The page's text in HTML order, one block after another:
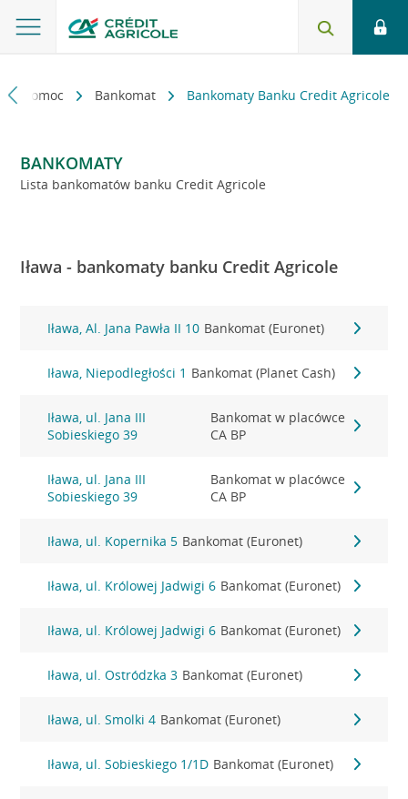
i pomoc Bankomat Bankomaty Banku Credit Agricole
BANKOMATY
Lista bankomatów banku Credit Agricole
Iława - bankomaty banku Credit Agricole
Iława, Al. Jana Pawła II 10 Bankomat (Euronet)
Iława, Niepodległości 1 Bankomat (Planet Cash)
Iława, ul. Jana III
Sobieskiego 39
Bankomat w placówce
CA BP
Iława, ul. Jana III
Sobieskiego 39
Bankomat w placówce
CA BP
Iława, ul. Kopernika 5 Bankomat (Euronet)
Iława, ul. Królowej Jadwigi 6 Bankomat (Euronet)
Iława, ul. Królowej Jadwigi 6 Bankomat (Euronet)
Iława, ul. Ostródzka 3 Bankomat (Euronet)
Iława, ul. Smolki 4 Bankomat (Euronet)
Iława, ul. Sobieskiego 1/1D Bankomat (Euronet)